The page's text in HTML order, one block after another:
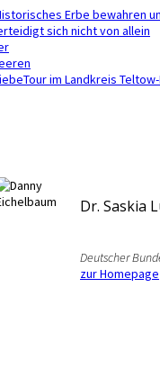
Erbe bewahren
sich nicht von allein
im Landkreis
Dr. Saskia
Deutscher
zur Homepage